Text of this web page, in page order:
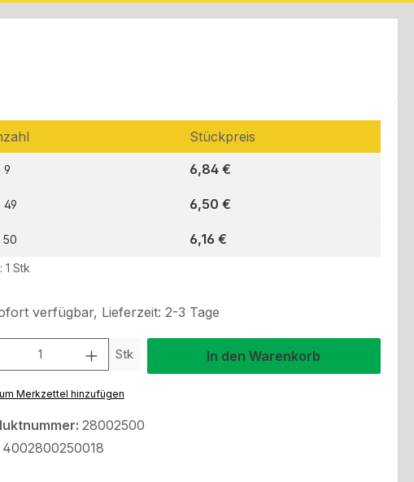
Stückpreis
9 6,84 €
49 6,50 €
50 6,16 €
1 Stk
verfügbar, Lieferzeit: 2-3 Tage
Stk In den Warenkorb
Merkzettel hinzufügen
28002500
4002800250018